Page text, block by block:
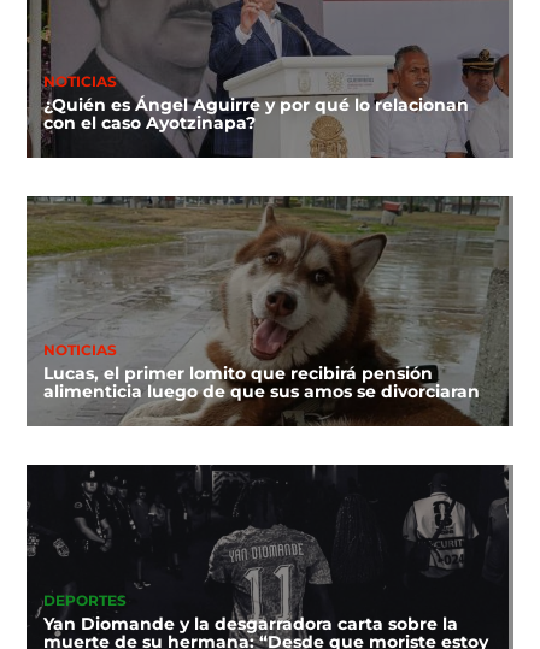
NOTICIAS
¿Quién es Ángel Aguirre y por qué lo relacionan
con el caso Ayotzinapa?
NOTICIAS
Lucas, el primer lomito que recibirá pensión
alimenticia luego de que sus amos se divorciaran
DEPORTES
Yan Diomande y la desgarradora carta sobre la
muerte de su hermana: “Desde que moriste estoy